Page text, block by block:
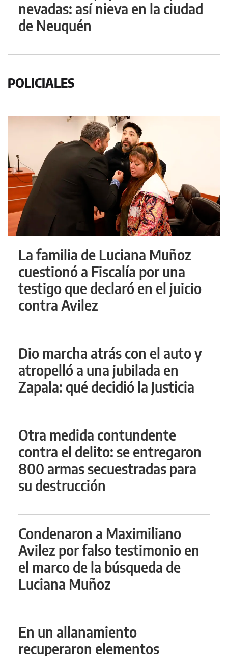
nevadas: así nieva en la ciudad
de Neuquén
POLICIALES
La familia de Luciana Muñoz
cuestionó a Fiscalía por una
testigo que declaró en el juicio
contra Avilez
Dio marcha atrás con el auto y
atropelló a una jubilada en
Zapala: qué decidió la Justicia
Otra medida contundente
contra el delito: se entregaron
800 armas secuestradas para
su destrucción
Condenaron a Maximiliano
Avilez por falso testimonio en
el marco de la búsqueda de
Luciana Muñoz
En un allanamiento
recuperaron elementos